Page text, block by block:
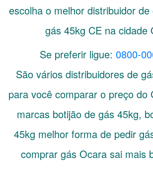
escolha o melhor distribuidor
gás 45kg CE na cidade
Se preferir ligue: 0800-
São vários distribuidores de
para você comparar o preço do
marcas botijão de gás 45kg,
45kg melhor forma de pedir
comprar gás Ocara sai mais